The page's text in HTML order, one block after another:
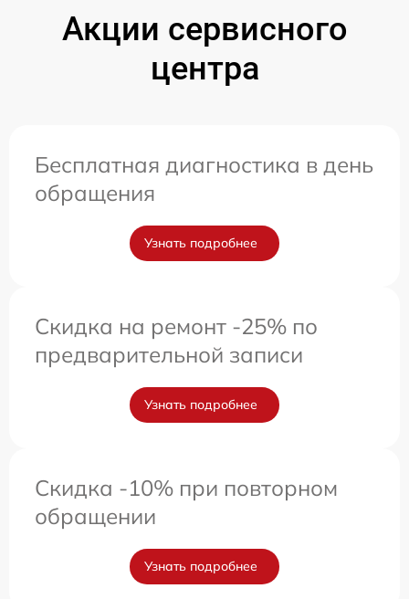
Акции сервисного
центра
Бесплатная диагностика в день
обращения
Узнать подробнее
Скидка на ремонт -25% по
предварительной записи
Узнать подробнее
Скидка -10% при повторном
обращении
Узнать подробнее